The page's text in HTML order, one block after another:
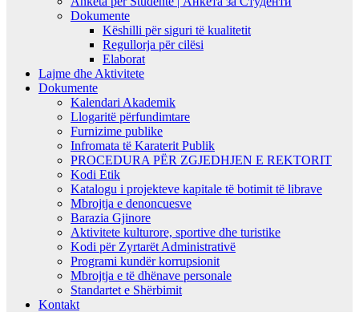
Dokumente
Këshilli për siguri të kualitetit
Regullorja për cilësi
Elaborat
Lajme dhe Aktivitete
Dokumente
Kalendari Akademik
Llogaritë përfundimtare
Furnizime publike
Infromata të Karaterit Publik
PROCEDURA PËR ZGJEDHJEN E REKTORIT
Kodi Etik
Katalogu i projekteve kapitale të botimit të librave
Mbrojtja e denoncuesve
Barazia Gjinore
Aktivitete kulturore, sportive dhe turistike
Kodi për Zyrtarët Administrativë
Programi kundër korrupsionit
Mbrojtja e të dhënave personale
Standartet e Shërbimit
Kontakt